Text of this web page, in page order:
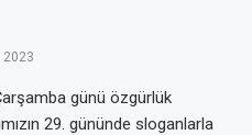
2023
günü özgürlük
29. gününde sloganlarla